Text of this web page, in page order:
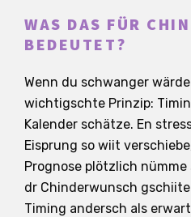
WAS DAS FÜR
BEDEUTET?
Wenn du schwanger
wichtigschte Prinzip:
Kalender schätze. En
Eisprung so wiit
Prognose plötzlich
dr Chinderwunsch
Timing andersch als